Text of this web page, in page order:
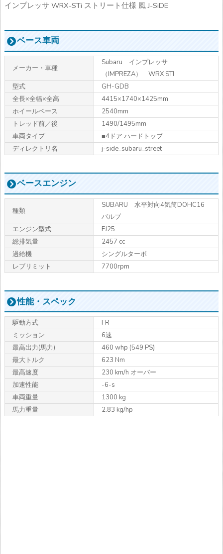
インプレッサ WRX-STi ストリート仕様 風 J-SiDE
ベース車両
メーカー・車種
Subaru インプレッサ
（IMPREZA） WRX STI
型式
GH-GDB
全長×全幅×全高
4415×1740×1425mm
ホイールベース
2540mm
トレッド前／後
1490/1495mm
車両タイプ
■4ドア ハードトップ
ディレクトリ名
j-side_subaru_street
ベースエンジン
種類
SUBARU 水平対向4気筒DOHC16
バルブ
エンジン型式
EJ25
総排気量
2457 cc
過給機
シングルターボ
レブリミット
7700rpm
性能・スペック
駆動方式
FR
ミッション
6速
最高出力(馬力)
460 whp (549 PS)
最大トルク
623 Nm
最高速度
230 km/h オーバー
加速性能
-6-s
車両重量
1300 kg
馬力重量
2.83 kg/hp